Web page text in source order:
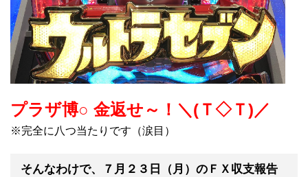
プラザ博○ 金返せ～！＼(Ｔ◇Ｔ)／
※完全に八つ当たりです（涙目）
そんなわけで、
７月２３日（月）のＦＸ収支報告